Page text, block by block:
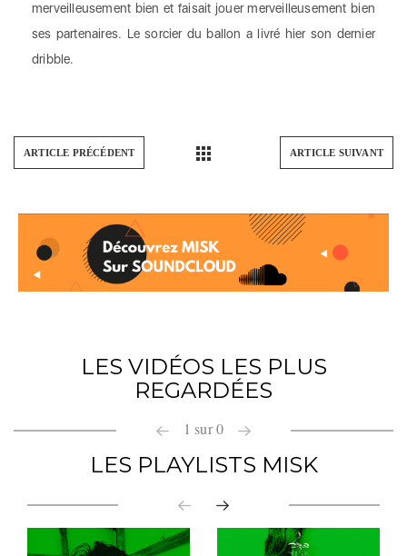
merveilleusement bien et faisait jouer merveilleusement bien
ses partenaires. Le sorcier du ballon a livré hier son dernier
dribble.
ARTICLE PRÉCÉDENT ARTICLE SUIVANT
LES VIDÉOS LES PLUS
REGARDÉES
1 sur0
LES PLAYLISTS MISK